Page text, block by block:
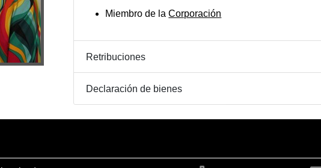
Miembro de laCorporación
Retribuciones
Declaración de bienes